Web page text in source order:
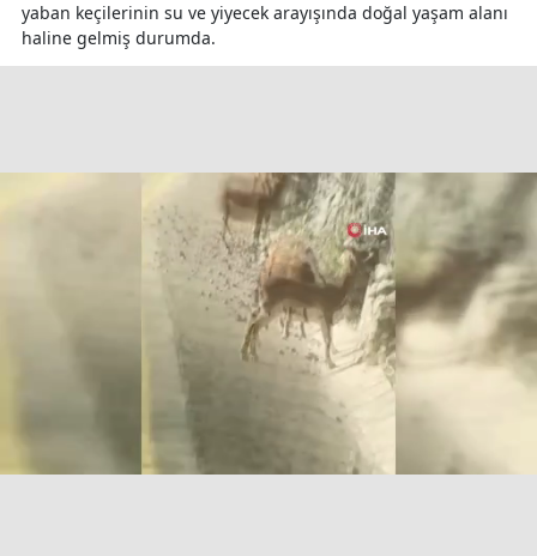
yaban keçilerinin su ve yiyecek arayışında doğal yaşam alanı
haline gelmiş durumda.